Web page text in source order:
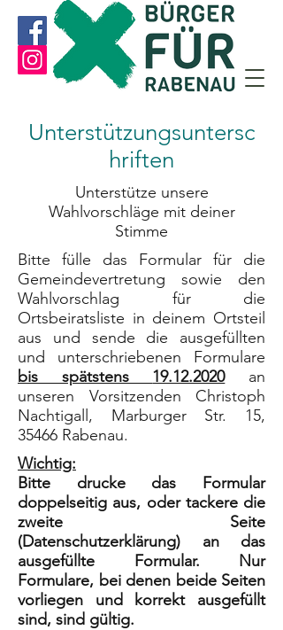
Unterstützungsuntersc
hriften
Unterstütze unsere
Wahlvorschläge mit deiner
Stimme
Bitte fülle das Formular für die
Gemeindevertretung sowie den
Wahlvorschlag für die
Ortsbeiratsliste in deinem Ortsteil
aus und sende die ausgefüllten
und unterschriebenen Formulare
bis spätstens 19.12.2020
an
unseren Vorsitzenden Christoph
Nachtigall, Marburger Str. 15,
35466 Rabenau.
Wichtig:
Bitte drucke das Formular
doppelseitig aus, oder tackere die
zweite Seite
(Datenschutzerklärung) an das
ausgefüllte Formular. Nur
Formulare, bei denen beide Seiten
vorliegen und korrekt ausgefüllt
sind, sind gültig.